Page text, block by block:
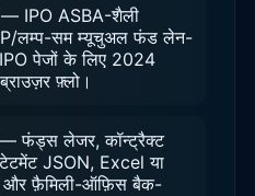
IPO ASBA-शैली
लम्प-सम म्यूचुअल फंड लेन-
पेजों के लिए 2024
फ़्लो।
फंड्स लेजर, कॉन्ट्रैक्ट
JSON, Excel या
और फ़ैमिली-ऑफ़िस बैक-